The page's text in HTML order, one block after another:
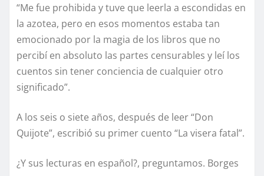
“Me fue prohibida y tuve que leerla a escondidas en
la azotea, pero en esos momentos estaba tan
emocionado por la magia de los libros que no
percibí en absoluto las partes censurables y leí los
cuentos sin tener conciencia de cualquier otro
significado”.
A los seis o siete años, después de leer “Don
Quijote”, escribió su primer cuento “La visera fatal”.
¿Y sus lecturas en español?, preguntamos. Borges